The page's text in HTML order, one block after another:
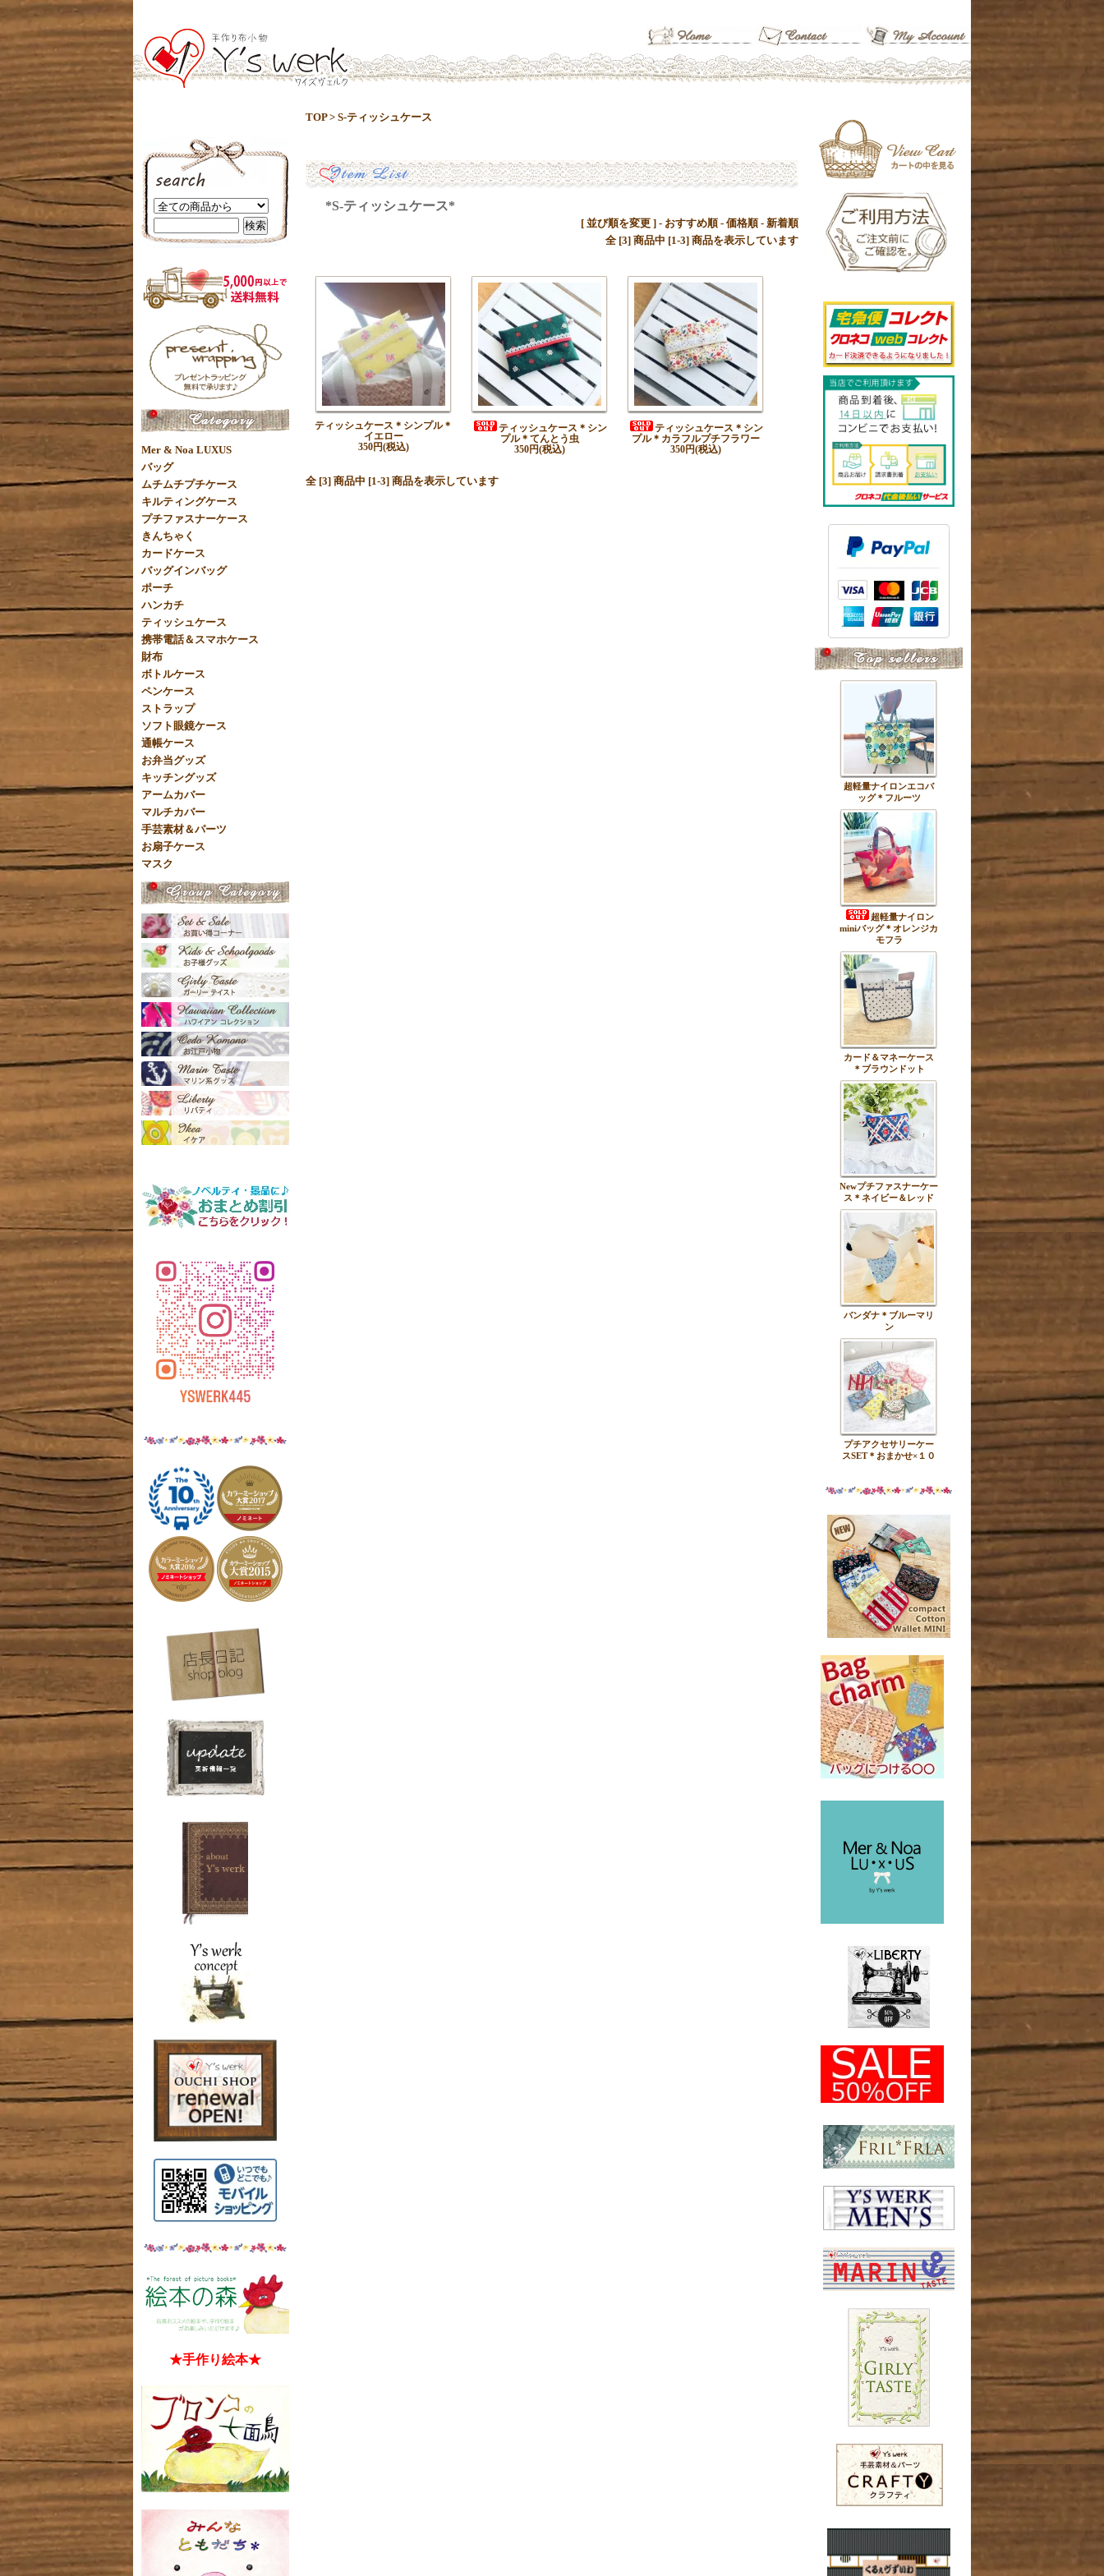
TOP> S-ティッシュケース
*S-ティッシュケース*
[ 並び順を変更 ] - おすすめ順- 価格順- 新着順
全 [3] 商品中 [1-3] 商品を表示しています
ティッシュケース＊シンプル＊
イエロー
350円(税込)
ティッシュケース＊シン
プル＊てんとう虫
350円(税込)
ティッシュケース＊シン
プル＊カラフルプチフラワー
350円(税込)
全 [3] 商品中 [1-3] 商品を表示しています
Mer & Noa LUXUS
バッグ
ムチムチプチケース
キルティングケース
プチファスナーケース
きんちゃく
カードケース
バッグインバッグ
ポーチ
ハンカチ
ティッシュケース
携帯電話＆スマホケース
財布
ボトルケース
ペンケース
ストラップ
ソフト眼鏡ケース
通帳ケース
お弁当グッズ
キッチングッズ
アームカバー
マルチカバー
手芸素材＆パーツ
お扇子ケース
マスク
★手作り絵本★
超軽量ナイロンエコバ
ッグ＊フルーツ
超軽量ナイロン
miniバッグ＊オレンジカ
モフラ
カード＆マネーケース
＊ブラウンドット
Newプチファスナーケー
ス＊ネイビー＆レッド
バンダナ＊ブルーマリ
ン
プチアクセサリーケー
スSET＊おまかせ×１０